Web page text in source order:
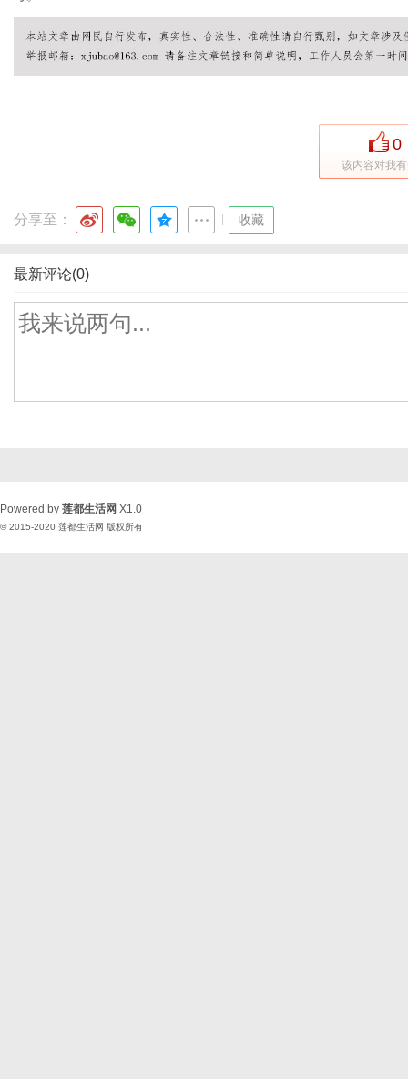
0
该内容对我
分享至： 收藏
最新评论(0)
Powered by 莲都生活网 X1.0
© 2015-2020 莲都生活网 版权所有